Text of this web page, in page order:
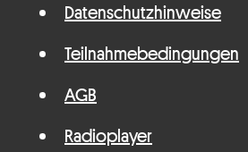
Datenschutzhinweise
Teilnahmebedingungen
AGB
Radioplayer